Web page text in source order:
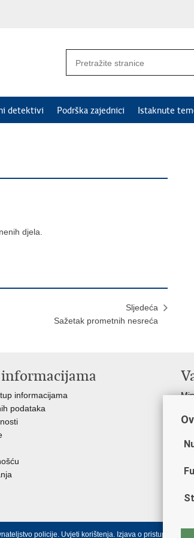
detektivi Podrška zajednici Istaknute
djela.
Sljedeća
Sažetak prometnih nesreća
informacijama
podataka
policije. Uvjeti korištenja. Izjava o pristupačnosti